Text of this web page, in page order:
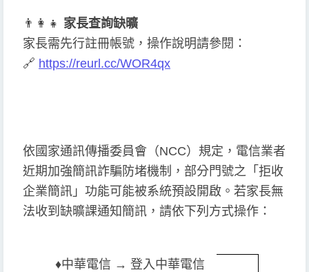
👨 👩 👧 家長查詢缺曠
家長需先行註冊帳號，操作說明請參閱：
🔗 https://reurl.cc/WOR4qx
依國家通訊傳播委員會（NCC）規定，電信業者
近期加強簡訊詐騙防堵機制，部分門號之「拒收
企業簡訊」功能可能被系統預設開啟。若家長無
法收到缺曠課通知簡訊，請依下列方式操作：
♦️中華電信 → 登入中華電信